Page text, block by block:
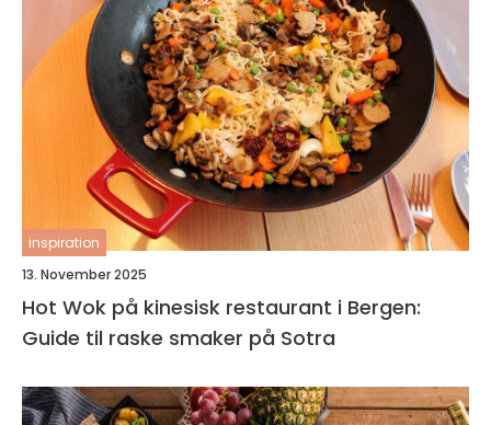
inspiration
13. November 2025
Hot Wok på kinesisk restaurant i Bergen:
Guide til raske smaker på Sotra